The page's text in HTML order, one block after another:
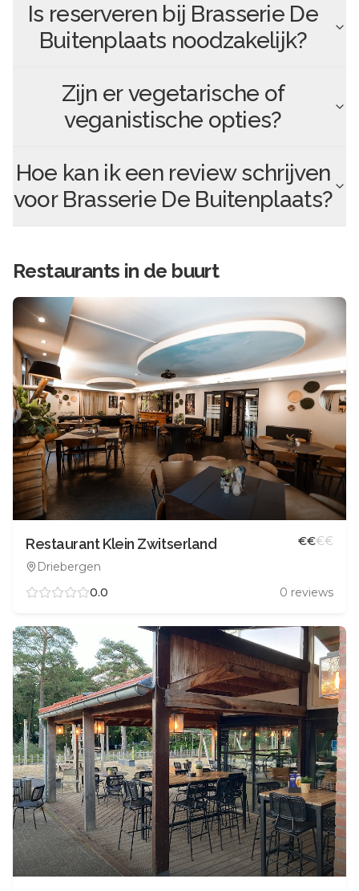
Is reserveren bij Brasserie De
Buitenplaats noodzakelijk?
Zijn er vegetarische of
veganistische opties?
Hoe kan ik een review schrijven
voor Brasserie De Buitenplaats?
Restaurants in de buurt
Restaurant Klein Zwitserland
Driebergen
€€€€
0.0 0 reviews